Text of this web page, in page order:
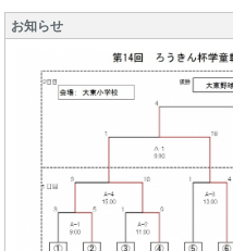
お知らせ